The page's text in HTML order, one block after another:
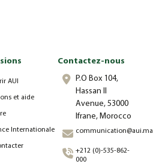
AUI
et aide
Internationale
Contactez-nous
P.O Box 104,
Hassan II
Avenue, 53000
Ifrane, Morocco
communication@aui.ma
+212 (0)-535-862-
000